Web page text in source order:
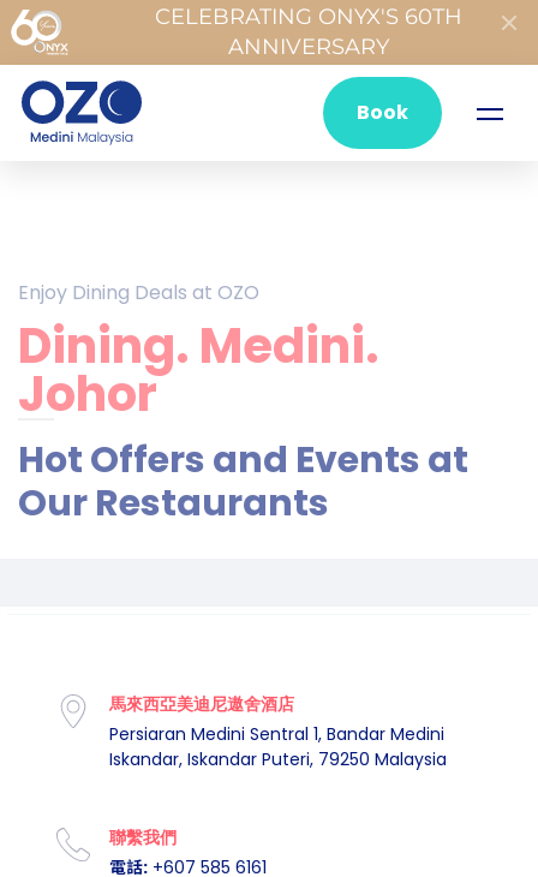
CELEBRATING ONYX'S 60TH
ANNIVERSARY
Book
Enjoy Dining Deals at OZO
Dining. Medini.
Johor
Hot Offers and Events at
Our Restaurants
馬來西亞美迪尼遨舍酒店
Persiaran Medini Sentral 1, Bandar Medini
Iskandar, Iskandar Puteri, 79250 Malaysia
聯繫我們
電話: +607 585 6161